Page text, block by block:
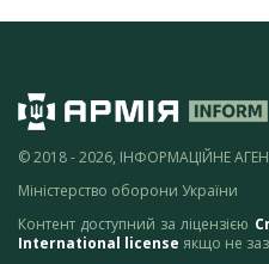
© 2018 - 2026, ІНФОРМАЦІЙНЕ
Міністерство оборони України
Контент доступний за ліцензією
International license якщо не